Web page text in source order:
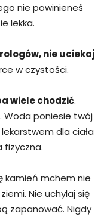
nie powinieneś
lekka.
nie uciekaj
w czystości.
wiele chodzić.
Woda poniesie twój
dla ciała
fizyczna.
kamień mchem nie
Nie uchylaj się
zapanować. Nigdy